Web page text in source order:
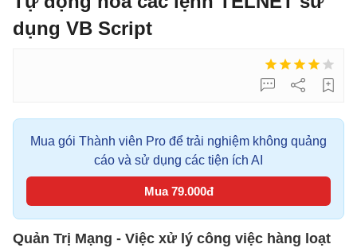
dụng VB Script
Mua gói Thành viên Pro để trải nghiệm không quảng
cáo và sử dụng các tiện ích AI
Mua 79.000đ
Quản Trị Mạng - Việc xử lý công việc hàng loạt